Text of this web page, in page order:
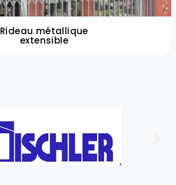
Rideau métallique
extensible